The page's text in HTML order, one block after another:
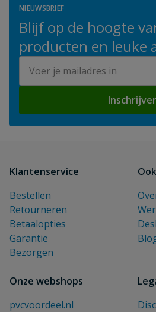
NIEUWSBRIEF
Blijf op de hoogte
producten en leuke
Klantenservice
Bestellen
Retourneren
Betaalopties
Garantie
Bezorgen
Onze webshops
pvcvoordeel.nl